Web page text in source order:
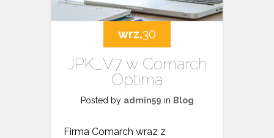
wrz.30
JPK_V7 w Comarch
Optima
Posted by admin59 in Blog
Firma Comarch wraz z